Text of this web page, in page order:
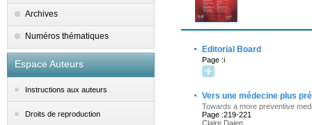
Archives
Numéros thématiques
Espace Auteurs
Instructions aux auteurs
Droits de reproduction
· Editorial Board
Page :i
· Vers une médecine plus
Towards a more preventive
Page :219-221
Claire Daien